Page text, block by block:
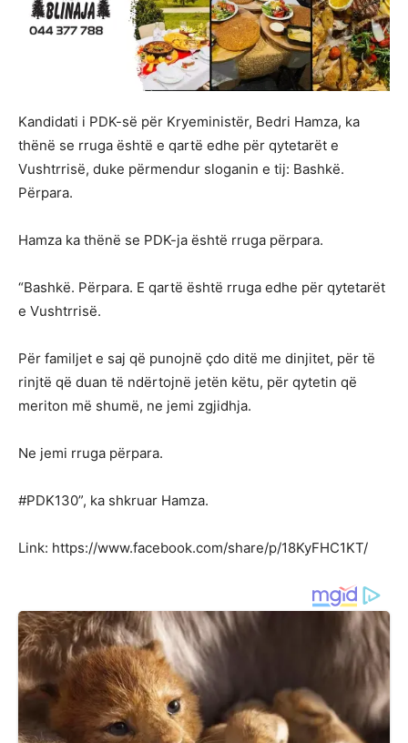
Kandidati i PDK-së për Kryeministër, Bedri Hamza, ka
thënë se rruga është e qartë edhe për qytetarët e
Vushtrrisë, duke përmendur sloganin e tij: Bashkë.
Përpara.
Hamza ka thënë se PDK-ja është rruga përpara.
“Bashkë. Përpara. E qartë është rruga edhe për qytetarët
e Vushtrrisë.
Për familjet e saj që punojnë çdo ditë me dinjitet, për të
rinjtë që duan të ndërtojnë jetën këtu, për qytetin që
meriton më shumë, ne jemi zgjidhja.
Ne jemi rruga përpara.
#PDK130”, ka shkruar Hamza.
Link: https://www.facebook.com/share/p/18KyFHC1KT/